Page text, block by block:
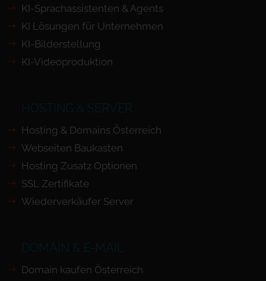
KI-Sprachassistenten & Agents
KI Lösungen für Unternehmen
KI-Bilderstellung
KI-Videoproduktion
HOSTING & SERVER
Hosting & Domains Österreich
Webseiten Baukasten
Hosting Zusatz Optionen
SSL Zertifikate
Wiederverkäufer Server
DOMAIN & E-MAIL
Domain kaufen Österreich